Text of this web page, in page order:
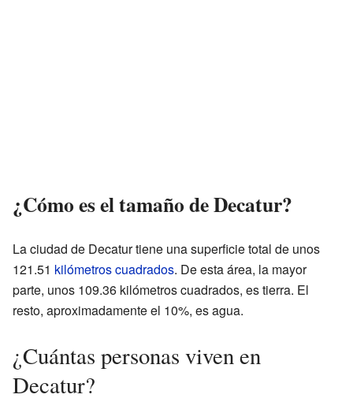
¿Cómo es el tamaño de Decatur?
La ciudad de Decatur tiene una superficie total de unos
121.51 kilómetros cuadrados. De esta área, la mayor
parte, unos 109.36 kilómetros cuadrados, es tierra. El
resto, aproximadamente el 10%, es agua.
¿Cuántas personas viven en
Decatur?